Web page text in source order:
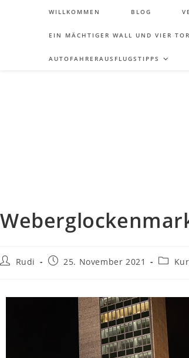
WILLKOMMEN BLOG
EIN MÄCHTIGER WALL UND VIER
AUTOFAHRERAUSFLUGSTIPPS
Rudi 25. November 2021